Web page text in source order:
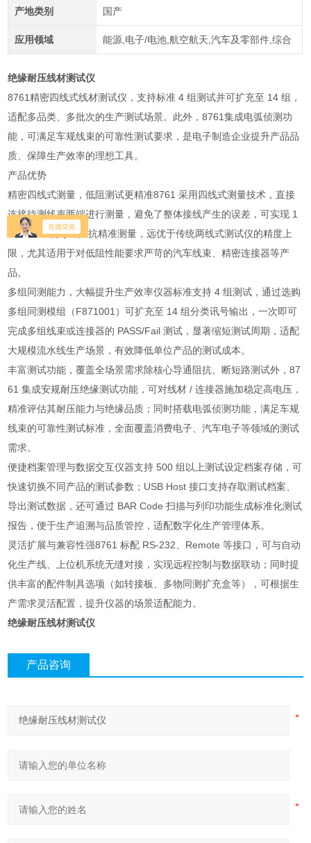
产地类别 国产
应用领域 能源,电子/电池,航空航天,汽车及零部件,综合
绝缘耐压线材测试仪
8761精密四线式线材测试仪，支持标准 4 组测试并可扩充至 14 组，
适配多品类、多批次的生产测试场景。此外，8761集成电弧侦测功
能，可满足车规线束的可靠性测试要求，是电子制造企业提升产品品
质、保障生产效率的理想工具。
产品优势
精密四线式测量，低阻测试更精准8761 采用四线式测量技术，直接
连接待测线束两端进行测量，避免了整体接线产生的误差，可实现 1
mΩ~52Ω 的导通阻抗精准测量，远优于传统两线式测试仪的精度上
限，尤其适用于对低阻性能要求严苛的汽车线束、精密连接器等产
品。
多组同测能力，大幅提升生产效率仪器标准支持 4 组测试，通过选购
多组同测模组（F871001）可扩充至 14 组分类讯号输出，一次即可
完成多组线束或连接器的 PASS/Fail 测试，显著缩短测试周期，适配
大规模流水线生产场景，有效降低单位产品的测试成本。
丰富测试功能，覆盖全场景需求除核心导通阻抗、断短路测试外，87
61 集成安规耐压绝缘测试功能，可对线材 / 连接器施加稳定高电压，
精准评估其耐压能力与绝缘品质；同时搭载电弧侦测功能，满足车规
线束的可靠性测试标准，全面覆盖消费电子、汽车电子等领域的测试
需求。
便捷档案管理与数据交互仪器支持 500 组以上测试设定档案存储，可
快速切换不同产品的测试参数；USB Host 接口支持存取测试档案、
导出测试数据，还可通过 BAR Code 扫描与列印功能生成标准化测试
报告，便于生产追溯与品质管控，适配数字化生产管理体系。
灵活扩展与兼容性强8761 标配 RS-232、Remote 等接口，可与自动
化生产线、上位机系统无缝对接，实现远程控制与数据联动；同时提
供丰富的配件制具选项（如转接板、多物同测扩充盒等），可根据生
产需求灵活配置，提升仪器的场景适配能力。
绝缘耐压线材测试仪
产品咨询